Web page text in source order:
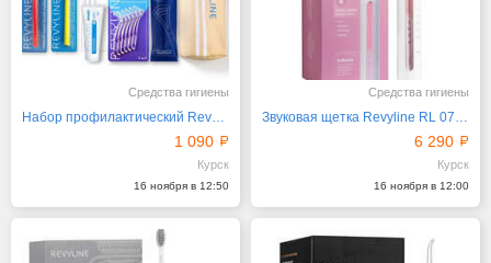
Средства гигиены
Набор профилактический Revyline с пеналом
1 090
Курск
16 ноября в 12:50
Средства гигиены
Звуковая щетка Revyline RL 070 White
6 290
Курск
16 ноября в 12:00